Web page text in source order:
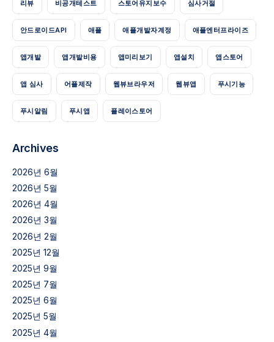
리뷰 비공개테스트 스토어유지보수 심사거절
안드로이드API 애플 애플개발자계정 애플엔터프라이즈
앱개발 앱개발비용 앱미리보기 앱설치 앱스토어
앱 심사 어플제작 웹뷰브라우저 웹뷰앱 푸시기능
푸시알림 푸시앱 플레이스토어
Archives
2026년 6월
2026년 5월
2026년 4월
2026년 3월
2026년 2월
2025년 12월
2025년 9월
2025년 7월
2025년 6월
2025년 5월
2025년 4월